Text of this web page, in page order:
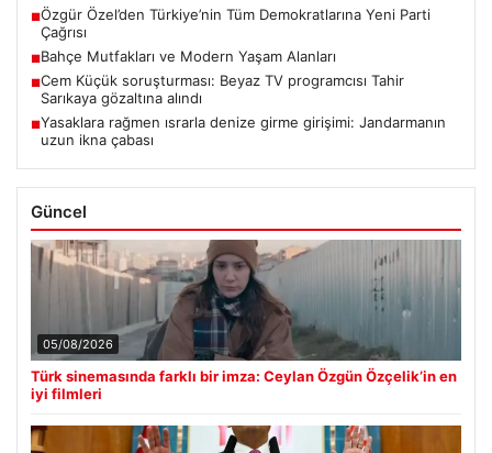
■Özgür Özel’den Türkiye’nin Tüm Demokratlarına Yeni Parti
Çağrısı
■Bahçe Mutfakları ve Modern Yaşam Alanları
■Cem Küçük soruşturması: Beyaz TV programcısı Tahir
Sarıkaya gözaltına alındı
■Yasaklara rağmen ısrarla denize girme girişimi: Jandarmanın
uzun ikna çabası
Güncel
05/08/2026
Türk sinemasında farklı bir imza: Ceylan Özgün Özçelik’in en
iyi filmleri